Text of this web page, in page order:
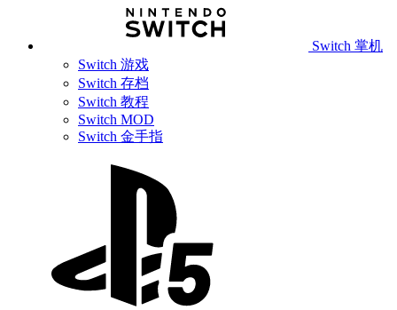
Switch 掌机
Switch 游戏
Switch 存档
Switch 教程
Switch MOD
Switch 金手指